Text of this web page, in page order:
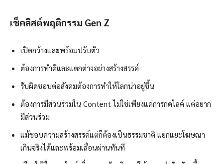
เช็คลิสต์พฤติกรรม Gen Z
เปิดกว้างและพร้อมปรับตัว
ต้องการทำดีและแตกต่างอย่างสร้างสรรค์
รับผิดชอบต่อสังคมต้องการทำให้โลกน่าอยู่ขึ้น
ต้องการมีส่วนร่วมใน Content ไม่ใช่เพียงแค่การกดไลค์ แต่อยาก
มีส่วนร่วม
แม้ชอบความสร้างสรรค์แต่ก็ต้องเป็นธรรมชาติ แยกแยะโฆษณา
เกินจริงได้และพร้อมเลื่อนผ่านทันที